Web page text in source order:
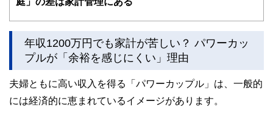
執筆者・監修者による執筆体制を築くことで、内容のわかり
やすさはもちろんのこと、読み応えのあるコンテンツと確か
な情報発信を実現しています。
私たちは、快適でより良い生活のアイデアを提供するお金の
年収1200万円でも家計が苦しい？ パワーカッ
プルが「余裕を感じにくい」理由
夫婦ともに高い収入を得る「パワーカップル」は、一般的
には経済的に恵まれているイメージがあります。